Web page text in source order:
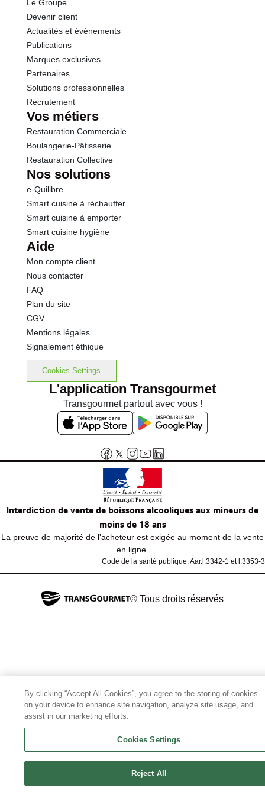
Sel
Le Groupe
Devenir client
Actualités et événements
Publications
Marques exclusives
Partenaires
Solutions professionnelles
Recrutement
Vos métiers
Restauration Commerciale
Boulangerie-Pâtisserie
Restauration Collective
Nos solutions
e-Quilibre
Smart cuisine à réchauffer
Smart cuisine à emporter
Smart cuisine hygiène
Aide
Mon compte client
Nous contacter
FAQ
Plan du site
CGV
Mentions légales
Signalement éthique
Cookies Settings
L'application Transgourmet
Transgourmet partout avec vous !
Interdiction de vente de boissons alcooliques aux mineurs de
moins de 18 ans
La preuve de majorité de l'acheteur est exigée au moment de la vente
en ligne.
Code de la santé publique, Aar.l.3342-1 et l.3353-3
© Tous droits réservés
By clicking “Accept All Cookies”, you agree to the storing of cookies
on your device to enhance site navigation, analyze site usage, and
assist in our marketing efforts.
Cookies Settings
Reject All